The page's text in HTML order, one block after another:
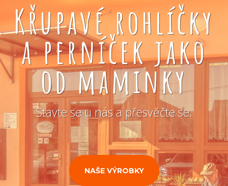
Křupavé rohlíčky
a perníček jako
od maminky
Stavte se u nás a přesvěčte se.
NAŠE VÝROBKY